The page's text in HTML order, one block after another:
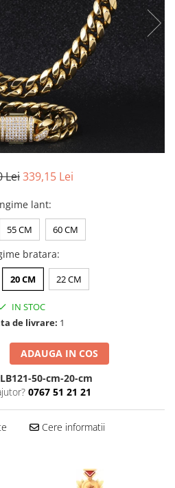
Lei339,15 Lei
lant:
55 CM 60 CM
bratara:
20 CM 22 CM
IN STOC
de livrare: 1
ADAUGA IN COS
50-cm-20-cm
0767 51 21 21
Cere informatii